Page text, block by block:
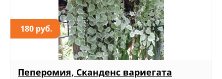
180 руб.
Пеперомия, Сканденс вариегата